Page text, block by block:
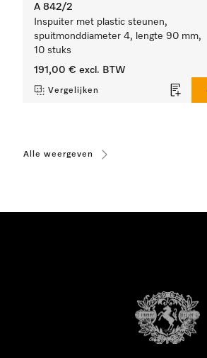
A 842/2
Inspuiter met plastic steunen,
spuitmonddiameter 4, lengte 90 mm,
10 stuks
191,00 € excl. BTW
Vergelijken
Alle weergeven